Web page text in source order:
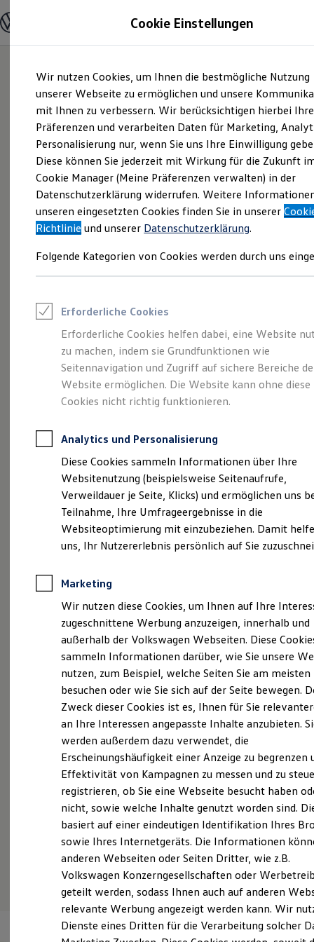
Hauptinhalt
springen
Footer
springen
Modelle und Konfigurator
Modelle vergleichen
Elektroautos
ENERGY Sondermodelle
Nutzfahrzeuge
SUV und CUV
Familienautos
Kombis
Kompaktwagen
Sportwagen
Schnell verfügbare Fahrzeuge
Angebote und Produkte
Aktuelle Angebote
E-Auto-Förderung
Volkswagen Marktplatz
Junge Gebrauchtwagen und Gebrauchtwagen
Saisonangebote
Leasing
Leasing-Angebote
Gebrauchtwagen Leasing
Junge Gebrauchtwagen-Leasing
Elektroauto Leasing
Kleinwagen-Leasing
Leasing ohne Anzahlung
Autokredit mit Schlussrate
Versicherungen und Garantien
Kfz-Versicherung
Restschuldversicherungen
Garantien
Wartungsverträge
Geschäftskunden
Professional Class bei Volkswagen
Großkunden
Behörden
Anpfiff zum Gewinn
Elektroautos
ID. Tutorials
Elektrofahrzeugkonzepte
Reichweite
Reichweite der ID. Modelle
Reichweite im Winter
Laden
Laden unterwegs
Laden Zuhause
Ladezeitensimulator
Batterie
Sicherheit
Garantie und Lebensdauer
Nachhaltigkeit
Technologie
Kosten und Kauf
Verbrauchskosten
Kaufoptionen
E-Auto-Förderung
Software und Konnektivität
Die ID. Software 6
ID. Software Versionen und Updates
Digitale Extras
Schnittstellen zu Ihrem ID.
Starte deine Karriere
im Autohaus
Vatterott
(Impressum & Rechtliches)
Steig ein inunser Team!
Das Autohaus Vatterott hat die Weichen für eine
erfolgreiche Zukunft gestellt. In den Betrieben
Holzminden und Eschershausen beschäftigen wir
über 165 Mitarbeiter und sind weiter auf
Wachstumskurs. Deshalb suchen wir noch mehr
Menschen, die an unserem gemeinsamen Erfolg
mitarbeiten.
Cookie Einstellungen
Wir nutzen Cookies, um Ihnen die bestmögliche Nutzung
unserer Webseite zu ermöglichen und unsere
mit Ihnen zu verbessern. Wir berücksichtigen hierbei Ihre
Präferenzen und verarbeiten Daten für Marketing,
Personalisierung nur, wenn Sie uns Ihre Einwilligung
Diese können Sie jederzeit mit Wirkung für die Zukunft
Cookie Manager (Meine Präferenzen verwalten) in der
Datenschutzerklärung widerrufen. Weitere
unseren eingesetzten Cookies finden Sie in unserer
Richtlinie und unserer Datenschutzerklärung.
Folgende Kategorien von Cookies werden durch uns
Erforderliche Cookies
Erforderliche Cookies helfen dabei, eine Website
zu machen, indem sie Grundfunktionen wie
Seitennavigation und Zugriff auf sichere Bereiche
Website ermöglichen. Die Website kann ohne diese
Cookies nicht richtig funktionieren.
Analytics und Personalisierung
Diese Cookies sammeln Informationen über Ihre
Websitenutzung (beispielsweise Seitenaufrufe,
Verweildauer je Seite, Klicks) und ermöglichen uns
Teilnahme, Ihre Umfrageergebnisse in die
Websiteoptimierung mit einzubeziehen. Damit
uns, Ihr Nutzererlebnis persönlich auf Sie
Marketing
Wir nutzen diese Cookies, um Ihnen auf Ihre
zugeschnittene Werbung anzuzeigen, innerhalb und
außerhalb der Volkswagen Webseiten. Diese
sammeln Informationen darüber, wie Sie unsere
nutzen, zum Beispiel, welche Seiten Sie am meisten
besuchen oder wie Sie sich auf der Seite bewegen.
Zweck dieser Cookies ist es, Ihnen für Sie
an Ihre Interessen angepasste Inhalte anzubieten.
werden außerdem dazu verwendet, die
Erscheinungshäufigkeit einer Anzeige zu begrenzen
Effektivität von Kampagnen zu messen und zu
registrieren, ob Sie eine Webseite besucht haben
nicht, sowie welche Inhalte genutzt worden sind.
basiert auf einer eindeutigen Identifikation Ihres
sowie Ihres Internetgeräts. Die Informationen
anderen Webseiten oder Seiten Dritter, wie z.B.
Volkswagen Konzerngesellschaften oder
geteilt werden, sodass Ihnen auch auf anderen
relevante Werbung angezeigt werden kann. Wir
Dienste eines Dritten für die Verarbeitung solcher